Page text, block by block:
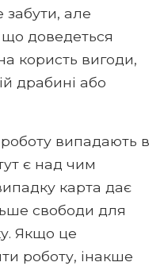
але
що доведеться
користь вигоди,
драбині або
випадають в
є над чим
карта дає
свободи для
Якщо це
роботу, інакше